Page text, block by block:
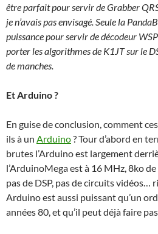
être parfait pour servir de Grabber
je n’avais pas envisagé. Seule la
puissance pour servir de décodeur
porter les algorithmes de K1JT sur le
de manches.
Et Arduino ?
En guise de conclusion, comment
ils à un Arduino? Tour d’abord en
brutes l’Arduino est largement
l’ArduinoMega est à 16 MHz, 8ko
pas de DSP, pas de circuits vidéos…
Arduino est aussi puissant qu’un
années 80, et qu’il peut déjà faire